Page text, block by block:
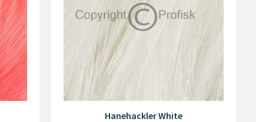
Hanehackler White